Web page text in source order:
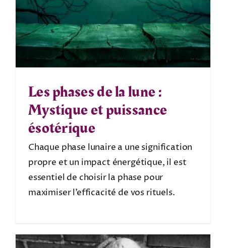
Les phases de la lune :
Mystique et puissance
ésotérique
Chaque phase lunaire a une signification
propre et un impact énergétique, il est
essentiel de choisir la phase pour
maximiser l’efficacité de vos rituels.